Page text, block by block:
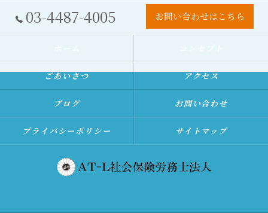
03-4487-4005 お問い合わせはこちら
ごあいさつ アクセス
ブログ お問い合わせ
プライバシーポリシー サイトマップ